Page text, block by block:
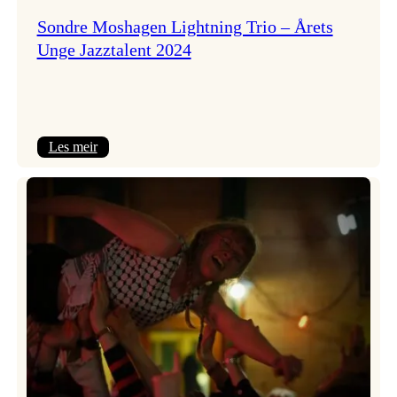
Sondre Moshagen Lightning Trio – Årets
Unge Jazztalent 2024
Les meir:
Lightning
Trio
–
Årets
Unge
Jazztalent
2024